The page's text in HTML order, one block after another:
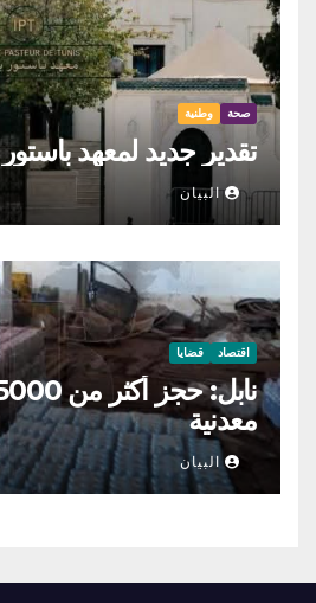
صحة وطنية
تقدير جديد لمعهد باستور
البيان
اقتصاد قضايا
معدنية
البيان